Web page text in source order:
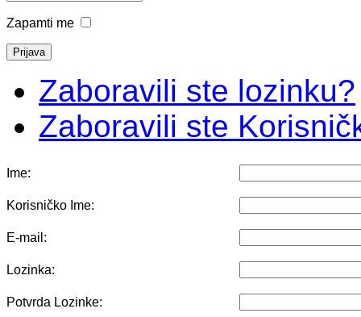
Zapamti me
Zaboravili ste lozinku?
Zaboravili ste
Ime:
Korisničko Ime:
E-mail:
Lozinka:
Potvrda Lozinke: